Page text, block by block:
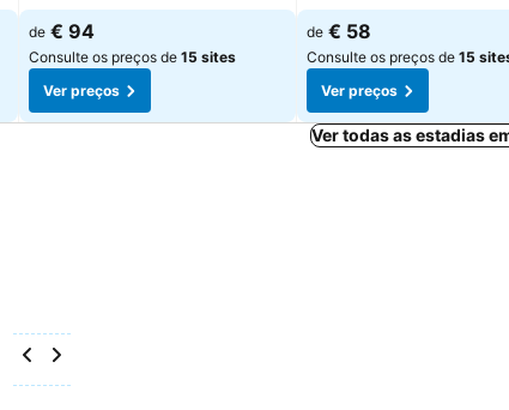
de € 94
Consulte os preços de 15 sites
Ver preços
de € 58
Consulte os preços de 15
Ver preços
Ver todas as estadias